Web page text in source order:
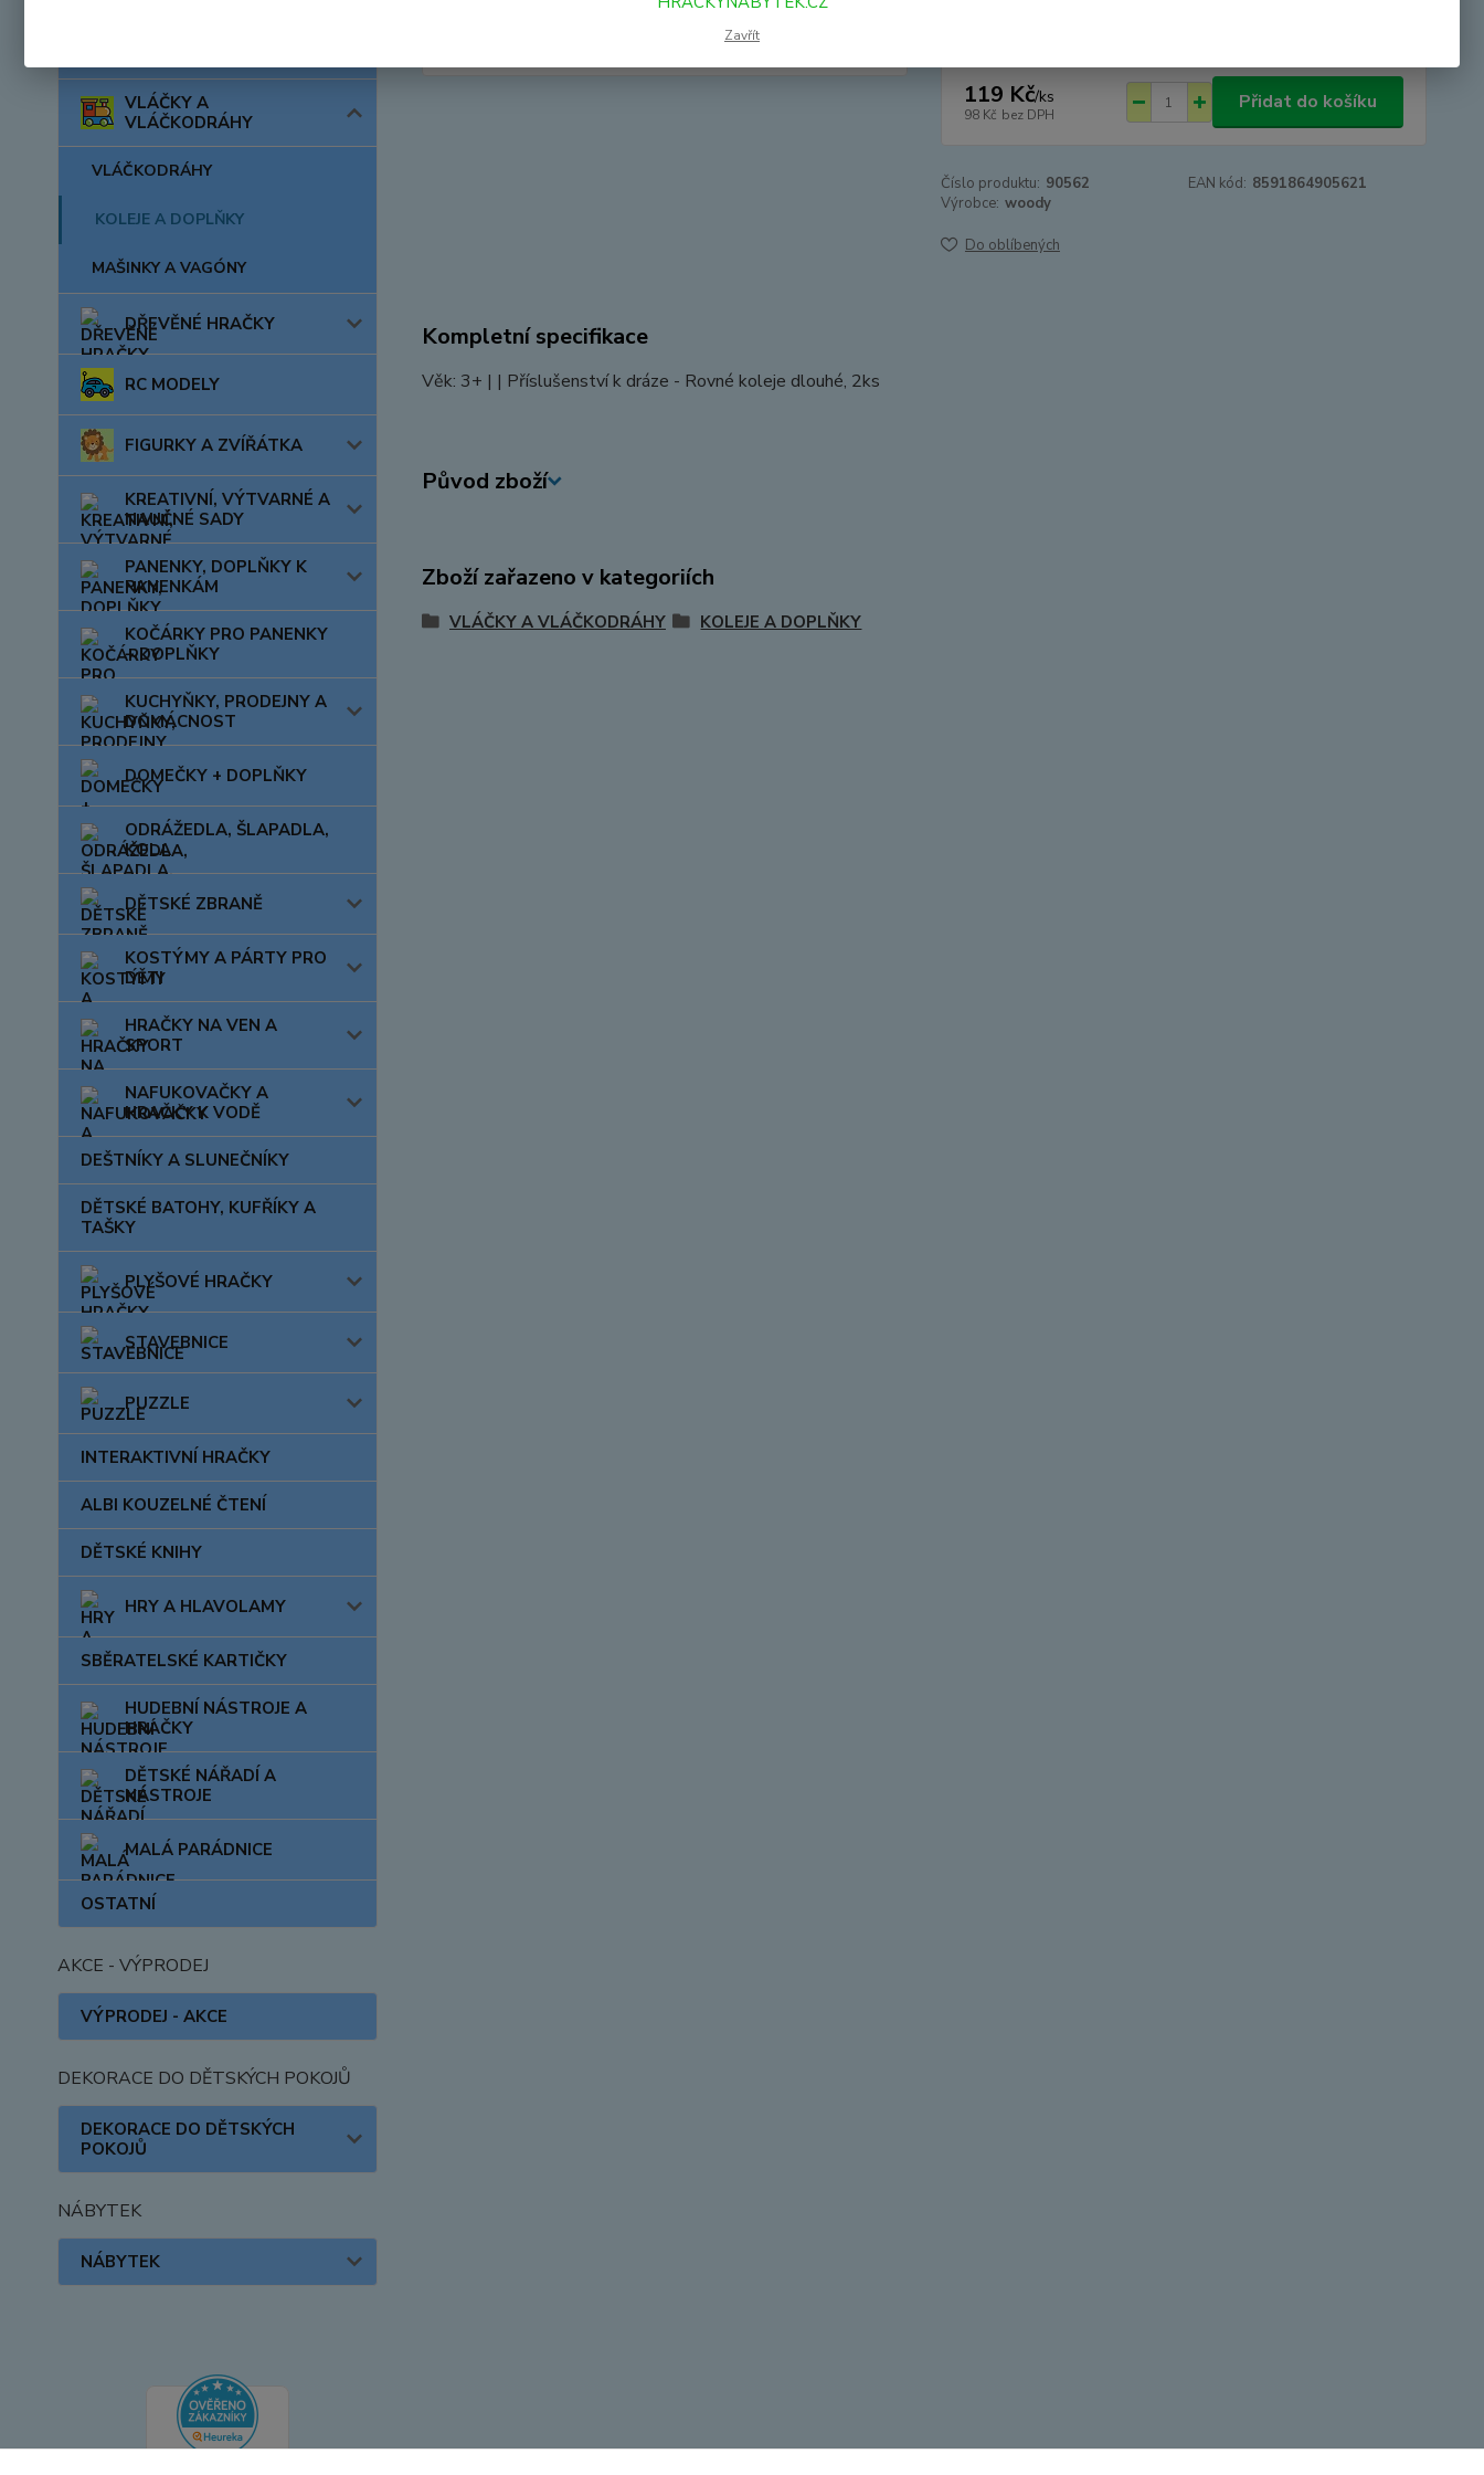
VLÁČKY A
VLÁČKODRÁHY
VLÁČKODRÁHY
KOLEJE A DOPLŇKY
MAŠINKY A VAGÓNY
DŘEVĚNÉ HRAČKY
RC MODELY
FIGURKY A ZVÍŘÁTKA
KREATIVNÍ, VÝTVARNÉ A
NAUČNÉ SADY
PANENKY, DOPLŇKY K
PANENKÁM
KOČÁRKY PRO PANENKY
+ DOPLŇKY
KUCHYŇKY, PRODEJNY A
DOMÁCNOST
DOMEČKY + DOPLŇKY
ODRÁŽEDLA, ŠLAPADLA,
KOLA
DĚTSKÉ ZBRANĚ
KOSTÝMY A PÁRTY PRO
DĚTI
HRAČKY NA VEN A
SPORT
NAFUKOVAČKY A
HRAČKY K VODĚ
DEŠTNÍKY A SLUNEČNÍKY
DĚTSKÉ BATOHY, KUFŘÍKY A
TAŠKY
PLYŠOVÉ HRAČKY
STAVEBNICE
PUZZLE
INTERAKTIVNÍ HRAČKY
ALBI KOUZELNÉ ČTENÍ
DĚTSKÉ KNIHY
HRY A HLAVOLAMY
SBĚRATELSKÉ KARTIČKY
HUDEBNÍ NÁSTROJE A
HRAČKY
DĚTSKÉ NÁŘADÍ A
NÁSTROJE
MALÁ PARÁDNICE
OSTATNÍ
AKCE - VÝPRODEJ
VÝPRODEJ - AKCE
DEKORACE DO DĚTSKÝCH POKOJŮ
DEKORACE DO DĚTSKÝCH
POKOJŮ
NÁBYTEK
NÁBYTEK
119 Kč/ks
98 Kč bez DPH
Přidat do košíku
Číslo produktu: 90562 EAN kód: 8591864905621
Výrobce: woody
Do oblíbených
Kompletní specifikace
Věk: 3+ | | Příslušenství k dráze - Rovné koleje dlouhé, 2ks
Původ zboží
Zboží zařazeno v kategoriích
VLÁČKY A VLÁČKODRÁHY KOLEJE A DOPLŇKY
Zavřít